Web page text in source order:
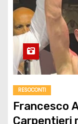
RESOCONTI
Francesco
Carpentieri